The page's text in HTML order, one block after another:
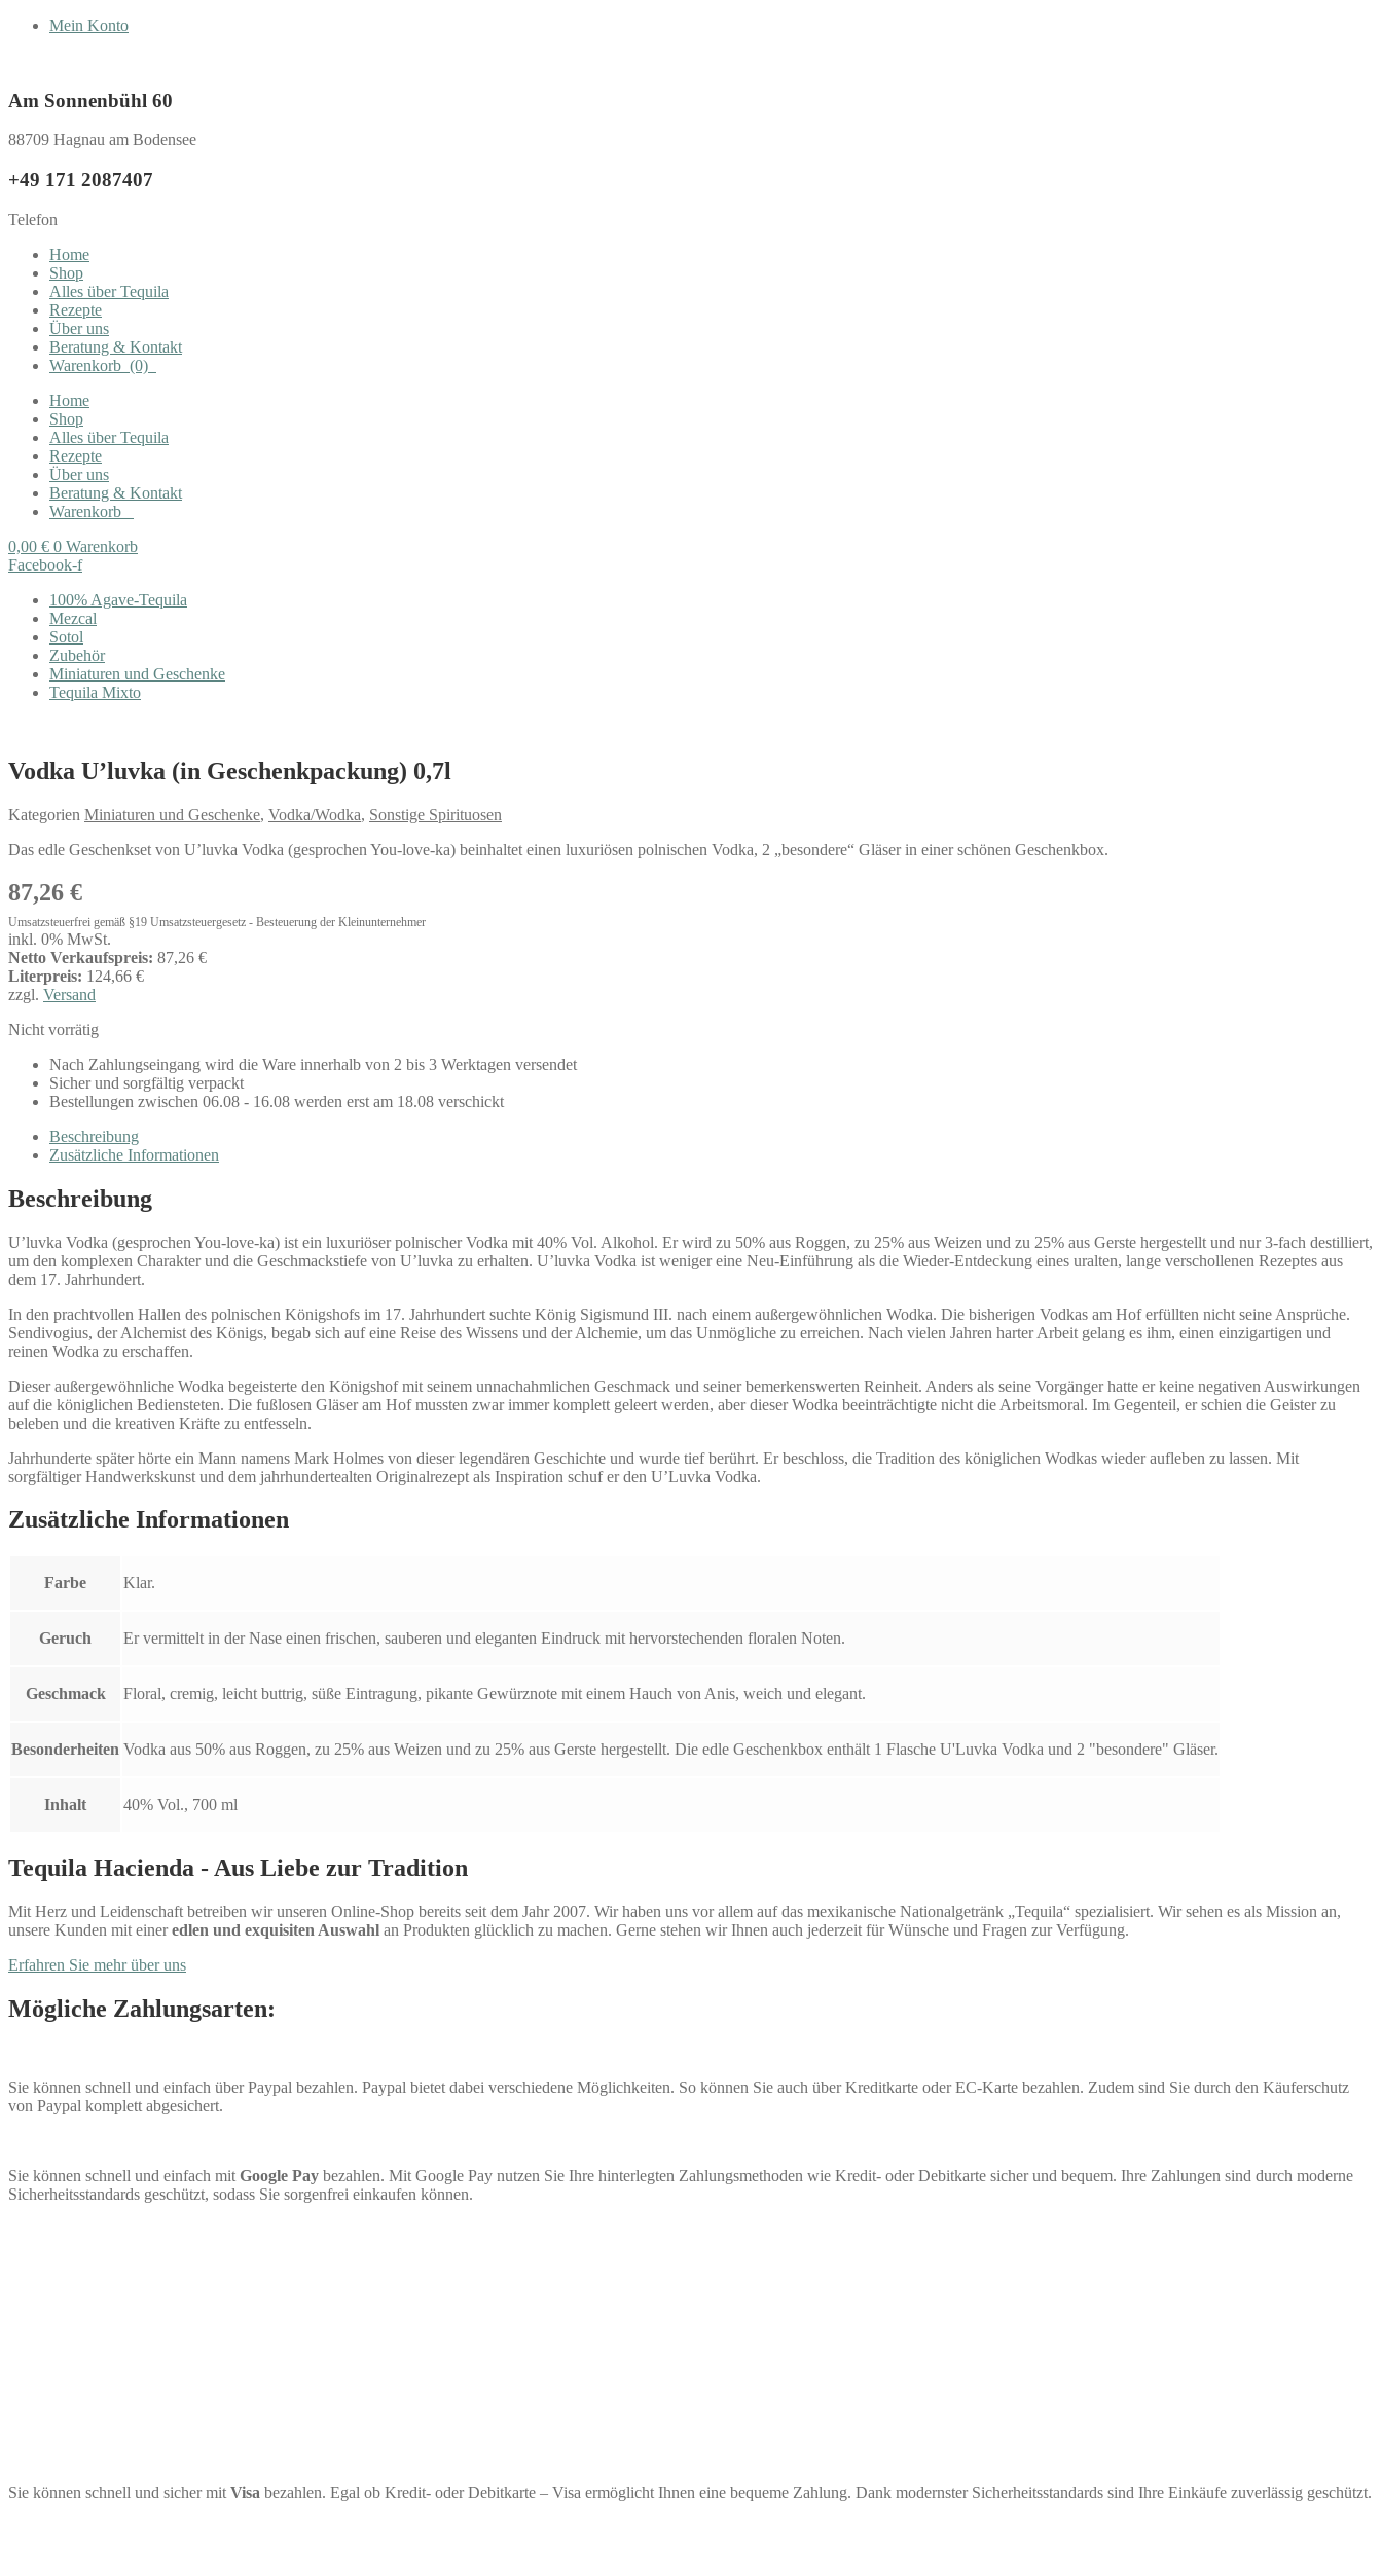
Mein Konto
Am Sonnenbühl 60
88709 Hagnau am Bodensee
+49 171 2087407
Telefon
Home
Shop
Alles über Tequila
Rezepte
Über uns
Beratung & Kontakt
Warenkorb (0)
Home
Shop
Alles über Tequila
Rezepte
Über uns
Beratung & Kontakt
Warenkorb
0,00 € 0 Warenkorb
Facebook-f
100% Agave-Tequila
Mezcal
Sotol
Zubehör
Miniaturen und Geschenke
Tequila Mixto
Vodka U’luvka (in Geschenkpackung) 0,7l
Kategorien Miniaturen und Geschenke, Vodka/Wodka, Sonstige Spirituosen
Das edle Geschenkset von U’luvka Vodka (gesprochen You-love-ka) beinhaltet einen luxuriösen polnischen Vodka, 2 „besondere“ Gläser in einer schönen Geschenkbox.
87,26 €
Umsatzsteuerfrei gemäß §19 Umsatzsteuergesetz - Besteuerung der Kleinunternehmer
inkl. 0% MwSt.
Netto Verkaufspreis: 87,26 €
Literpreis: 124,66 €
zzgl. Versand
Nicht vorrätig
Nach Zahlungseingang wird die Ware innerhalb von 2 bis 3 Werktagen versendet
Sicher und sorgfältig verpackt
Bestellungen zwischen 06.08 - 16.08 werden erst am 18.08 verschickt
Beschreibung
Zusätzliche Informationen
Beschreibung
U’luvka Vodka (gesprochen You-love-ka) ist ein luxuriöser polnischer Vodka mit 40% Vol. Alkohol. Er wird zu 50% aus Roggen, zu 25% aus Weizen und zu 25% aus Gerste hergestellt und nur 3-fach destilliert,
um den komplexen Charakter und die Geschmackstiefe von U’luvka zu erhalten. U’luvka Vodka ist weniger eine Neu-Einführung als die Wieder-Entdeckung eines uralten, lange verschollenen Rezeptes aus
dem 17. Jahrhundert.
In den prachtvollen Hallen des polnischen Königshofs im 17. Jahrhundert suchte König Sigismund III. nach einem außergewöhnlichen Wodka. Die bisherigen Vodkas am Hof erfüllten nicht seine Ansprüche.
Sendivogius, der Alchemist des Königs, begab sich auf eine Reise des Wissens und der Alchemie, um das Unmögliche zu erreichen. Nach vielen Jahren harter Arbeit gelang es ihm, einen einzigartigen und
reinen Wodka zu erschaffen.
Dieser außergewöhnliche Wodka begeisterte den Königshof mit seinem unnachahmlichen Geschmack und seiner bemerkenswerten Reinheit. Anders als seine Vorgänger hatte er keine negativen Auswirkungen
auf die königlichen Bediensteten. Die fußlosen Gläser am Hof mussten zwar immer komplett geleert werden, aber dieser Wodka beeinträchtigte nicht die Arbeitsmoral. Im Gegenteil, er schien die Geister zu
beleben und die kreativen Kräfte zu entfesseln.
Jahrhunderte später hörte ein Mann namens Mark Holmes von dieser legendären Geschichte und wurde tief berührt. Er beschloss, die Tradition des königlichen Wodkas wieder aufleben zu lassen. Mit
sorgfältiger Handwerkskunst und dem jahrhundertealten Originalrezept als Inspiration schuf er den U’Luvka Vodka.
Zusätzliche Informationen
Farbe Klar.
Geruch Er vermittelt in der Nase einen frischen, sauberen und eleganten Eindruck mit hervorstechenden floralen Noten.
Geschmack Floral, cremig, leicht buttrig, süße Eintragung, pikante Gewürznote mit einem Hauch von Anis, weich und elegant.
Besonderheiten Vodka aus 50% aus Roggen, zu 25% aus Weizen und zu 25% aus Gerste hergestellt. Die edle Geschenkbox enthält 1 Flasche U'Luvka Vodka und 2 "besondere" Gläser.
Inhalt 40% Vol., 700 ml
Tequila Hacienda - Aus Liebe zur Tradition
Mit Herz und Leidenschaft betreiben wir unseren Online-Shop bereits seit dem Jahr 2007. Wir haben uns vor allem auf das mexikanische Nationalgetränk „Tequila“ spezialisiert. Wir sehen es als Mission an,
unsere Kunden mit eineredlen und exquisiten Auswahl an Produkten glücklich zu machen. Gerne stehen wir Ihnen auch jederzeit für Wünsche und Fragen zur Verfügung.
Erfahren Sie mehr über uns
Mögliche Zahlungsarten:
Sie können schnell und einfach über Paypal bezahlen. Paypal bietet dabei verschiedene Möglichkeiten. So können Sie auch über Kreditkarte oder EC-Karte bezahlen. Zudem sind Sie durch den Käuferschutz
von Paypal komplett abgesichert.
Sie können schnell und einfach mit Google Pay bezahlen. Mit Google Pay nutzen Sie Ihre hinterlegten Zahlungsmethoden wie Kredit- oder Debitkarte sicher und bequem. Ihre Zahlungen sind durch moderne
Sicherheitsstandards geschützt, sodass Sie sorgenfrei einkaufen können.
Sie können schnell und sicher mit Visa bezahlen. Egal ob Kredit- oder Debitkarte – Visa ermöglicht Ihnen eine bequeme Zahlung. Dank modernster Sicherheitsstandards sind Ihre Einkäufe zuverlässig geschützt.